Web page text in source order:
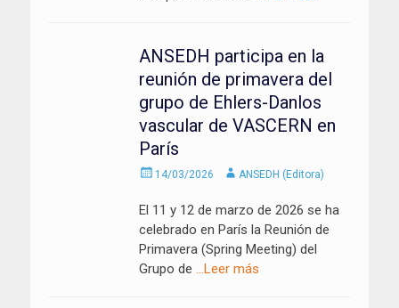
ANSEDH participa en la
reunión de primavera del
grupo de Ehlers-Danlos
vascular de VASCERN en
París
Enviado
14/03/2026 AutorANSEDH (Editora)
El 11 y 12 de marzo de 2026 se ha
celebrado en París la Reunión de
Primavera (Spring Meeting) del
Grupo de …Leer más